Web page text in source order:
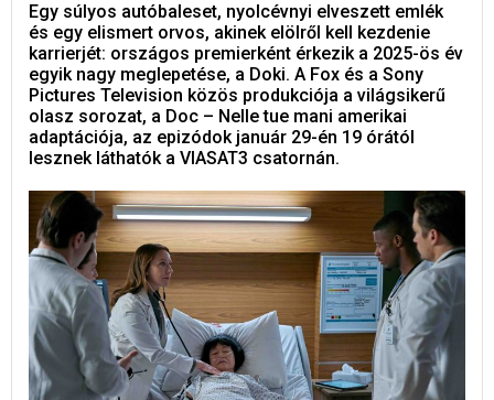
Egy súlyos autóbaleset, nyolcévnyi elveszett emlék
és egy elismert orvos, akinek elölről kell kezdenie
karrierjét: országos premierként érkezik a 2025-ös év
egyik nagy meglepetése, a Doki. A Fox és a Sony
Pictures Television közös produkciója a világsikerű
olasz sorozat, a Doc – Nelle tue mani amerikai
adaptációja, az epizódok január 29-én 19 órától
lesznek láthatók a VIASAT3 csatornán.